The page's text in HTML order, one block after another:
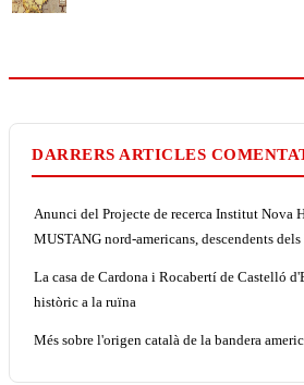
DARRERS ARTICLES
Anunci del Projecte de recerca Institut Nova
MUSTANG nord-americans, descendents
La casa de Cardona i Rocabertí de Castelló
històric a la ruïna
Més sobre l'origen català de la bandera